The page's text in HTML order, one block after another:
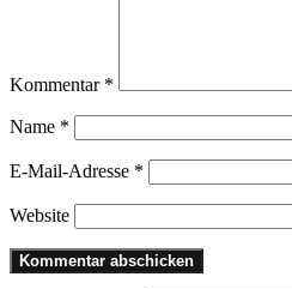
Kommentar *
Name *
E-Mail-Adresse *
Website